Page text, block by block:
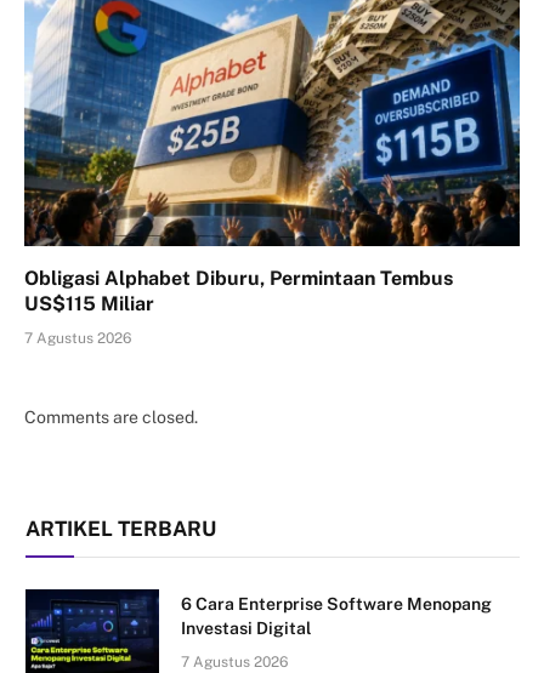
Obligasi Alphabet Diburu, Permintaan Tembus
US$115 Miliar
7 Agustus 2026
Comments are closed.
ARTIKEL TERBARU
6 Cara Enterprise Software Menopang
Investasi Digital
7 Agustus 2026